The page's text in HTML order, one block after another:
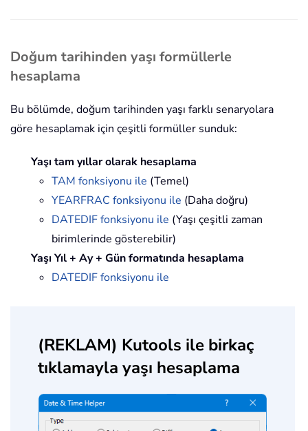
Doğum tarihinden yaşı formüllerle
hesaplama
Bu bölümde, doğum tarihinden yaşı farklı senaryolara
göre hesaplamak için çeşitli formüller sunduk:
Yaşı tam yıllar olarak hesaplama
TAM fonksiyonu ile (Temel)
YEARFRAC fonksiyonu ile (Daha doğru)
DATEDIF fonksiyonu ile (Yaşı çeşitli zaman
birimlerinde gösterebilir)
Yaşı Yıl + Ay + Gün formatında hesaplama
DATEDIF fonksiyonu ile
(REKLAM) Kutools ile birkaç
tıklamayla yaşı hesaplama